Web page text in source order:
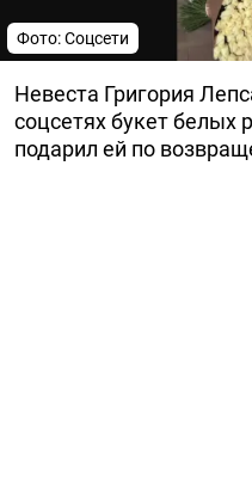
Фото: Соцсети
Невеста Григория
соцсетях букет белых
подарил ей по